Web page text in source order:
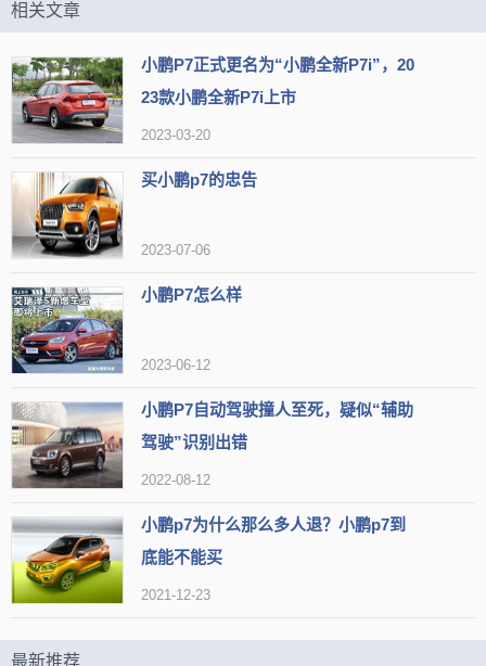
相关文章
小鹏P7正式更名为“小鹏全新P7i”，20
23款小鹏全新P7i上市
2023-03-20
买小鹏p7的忠告
2023-07-06
小鹏P7怎么样
2023-06-12
小鹏P7自动驾驶撞人至死，疑似“辅助
驾驶”识别出错
2022-08-12
小鹏p7为什么那么多人退？小鹏p7到
底能不能买
2021-12-23
最新推荐